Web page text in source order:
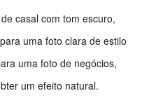
casal com tom escuro,
uma foto clara de estilo
uma foto de negócios,
um efeito natural.